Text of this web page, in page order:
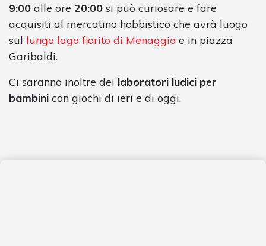
9:00 alle ore 20:00 si può curiosare e fare
acquisiti al mercatino hobbistico che avrà luogo
sul lungo lago fiorito di Menaggio e in piazza
Garibaldi.
Ci saranno inoltre dei laboratori ludici per
bambini con giochi di ieri e di oggi.